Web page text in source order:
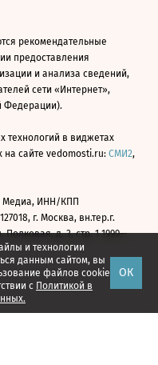
и технологии
данным сайтом, вы
файлов cookie
с Политикой в
ОК
рекомендательные
предоставления
и анализа сведений,
сети «Интернет»,
Федерации).
технологий в виджетах
сайте vedomosti.ru: СМИ2,
Медиа, ИНН/КПП
г. Москва, вн.тер.г.
д. 3, стр. 1 1999—